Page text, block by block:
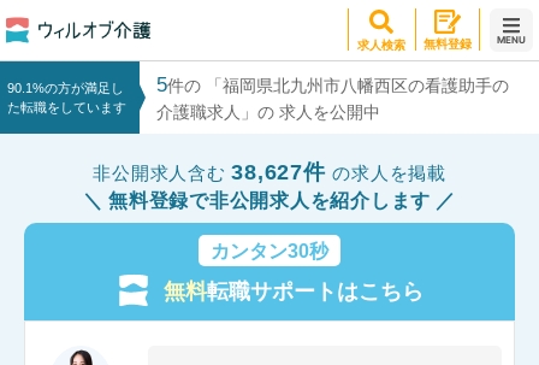
求人検索 無料登録 MENU
90.1%の方が満足し
た転職をしています
5件の 「福岡県北九州市八幡西区の看護助手の
介護職求人」の 求人を公開中
非公開求人含む38,627件の求人を掲載
無料登録で非公開求人を紹介します
カンタン30秒
無料転職サポートはこちら